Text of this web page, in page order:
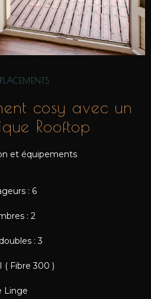
cosy avec un
Rooftop
et équipements
: 6
: 2
: 3
( Fibre 300 )
Linge